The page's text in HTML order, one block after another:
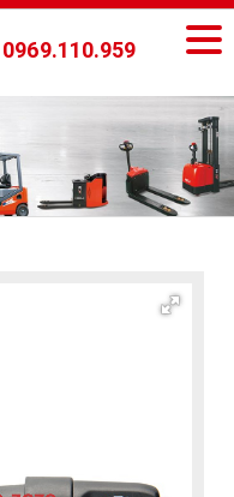
0969.110.959